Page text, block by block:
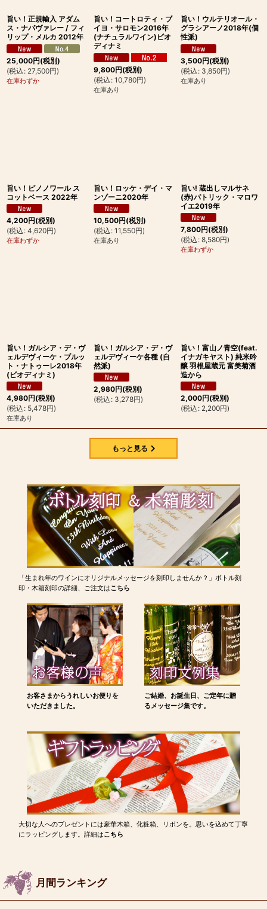
旨い！正規輸入 アダム
ス・ナパヴァレー / フィ
リップ・メルカ 2012年
25,000円(税別)
(税込 : 27,500円)
在庫わずか
旨い！コートロティ・ブ
イヨ・サロモン2016年
(ナチュラルワイン)ビオ
ディナミ
9,800円(税別)
(税込 : 10,780円)
在庫あり
旨い！ウルテリオール・
グラシアーノ2018年(個
性派)
3,500円(税別)
(税込 : 3,850円)
在庫あり
旨い！ピノノワール ス
コットベース 2022年
4,200円(税別)
(税込 : 4,620円)
在庫わずか
旨い！ロッケ・デイ・マ
ンゾーニ2020年
10,500円(税別)
(税込 : 11,550円)
在庫あり
旨い! 蔵出しマルサネ
(赤)パトリック・マロワ
イエ2019年
7,800円(税別)
(税込 : 8,580円)
在庫わずか
旨い！ガルシア・デ・ヴ
ェルデヴィーケ・ブルッ
ト・ナトゥーレ2018年
(ビオディナミ)
4,980円(税別)
(税込 : 5,478円)
在庫あり
旨い！ガルシア・デ・ヴ
ェルデヴィーケ各種 (自
然派)
2,980円(税別)
(税込 : 3,278円)
旨い！富山ノ青空(feat.
イナガキヤスト) 純米吟
醸 羽根屋蔵元 富美菊酒
造から
2,000円(税別)
(税込 : 2,200円)
もっと見る
「生まれ年のワインにオリジナルメッセージを刻印しませんか？」ボトル刻
印・木箱刻印の詳細、ご注文はこちら
お客さまからうれしいお便りを
いただきました。
ご結婚、お誕生日、ご定年に贈
るメッセージ集です。
大切な人へのプレゼントには豪華木箱、化粧箱、リボンを。思いを込めて丁寧
にラッピングします。詳細はこちら
月間ランキング